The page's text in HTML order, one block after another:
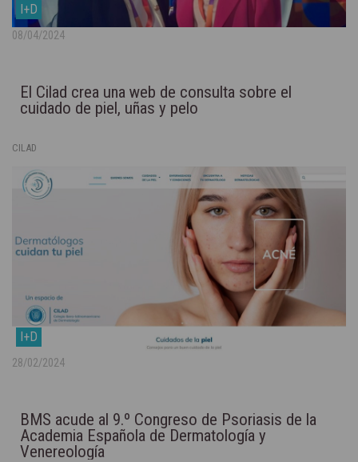
I+D
08/04/2024
El Cilad crea una web de consulta sobre el
cuidado de piel, uñas y pelo
CILAD
I+D
28/02/2024
BMS acude al 9.º Congreso de Psoriasis de la
Academia Española de Dermatología y
Venereología